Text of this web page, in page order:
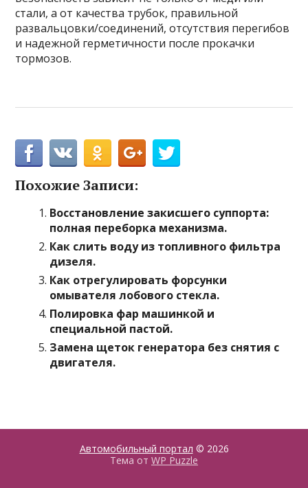
стали, а от качества трубок, правильной
развальцовки/соединений, отсутствия перегибов
и надежной герметичности после прокачки
тормозов.
Похожие Записи:
Восстановление закисшего суппорта:
полная переборка механизма.
Как слить воду из топливного фильтра
дизеля.
Как отрегулировать форсунки
омывателя лобового стекла.
Полировка фар машинкой и
специальной пастой.
Замена щеток генератора без снятия с
двигателя.
Автомобильный портал © 2026
Тема от WP Puzzle